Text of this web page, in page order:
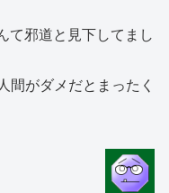
て邪道と見下してまし
間がダメだとまったく